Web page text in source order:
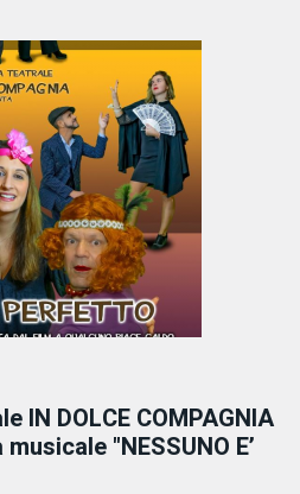
IN DOLCE COMPAGNIA
"NESSUNO E’